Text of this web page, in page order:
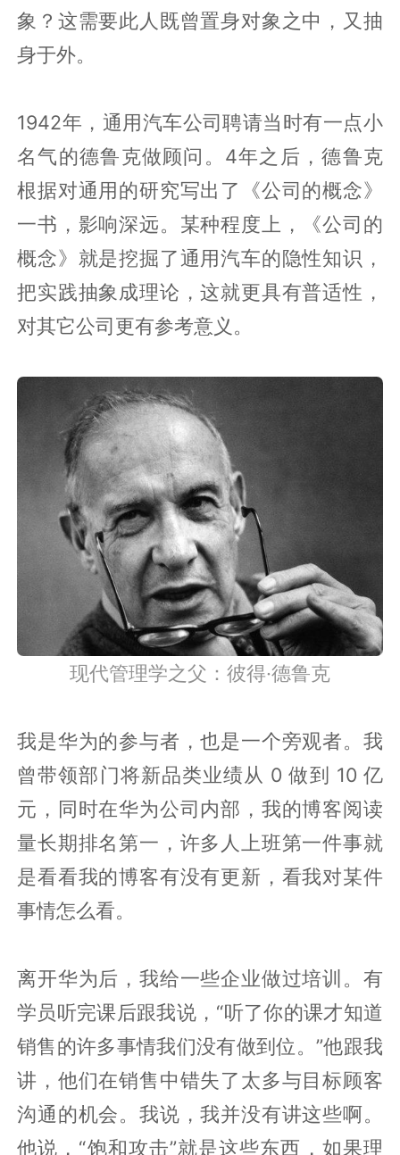
象？这需要此人既曾置身对象之中，又抽
身于外。
1942年，通用汽车公司聘请当时有一点小
名气的德鲁克做顾问。4年之后，德鲁克
根据对通用的研究写出了《公司的概念》
一书，影响深远。某种程度上，《公司的
概念》就是挖掘了通用汽车的隐性知识，
把实践抽象成理论，这就更具有普适性，
对其它公司更有参考意义。
现代管理学之父：彼得·德鲁克
我是华为的参与者，也是一个旁观者。我
曾带领部门将新品类业绩从 0 做到 10 亿
元，同时在华为公司内部，我的博客阅读
量长期排名第一，许多人上班第一件事就
是看看我的博客有没有更新，看我对某件
事情怎么看。
离开华为后，我给一些企业做过培训。有
学员听完课后跟我说，“听了你的课才知道
销售的许多事情我们没有做到位。”他跟我
讲，他们在销售中错失了太多与目标顾客
沟通的机会。我说，我并没有讲这些啊。
他说，“饱和攻击”就是这些东西，如果理